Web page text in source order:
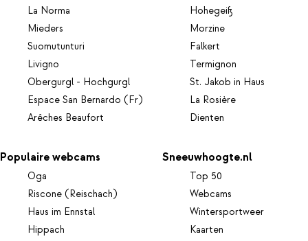
La Norma
Mieders
Suomutunturi
Livigno
Obergurgl - Hochgurgl
Espace San Bernardo (Fr)
Arêches Beaufort
Hohegeiß
Morzine
Falkert
Termignon
St. Jakob in Haus
La Rosière
Dienten
Populaire webcams
Oga
Riscone (Reischach)
Haus im Ennstal
Hippach
Sneeuwhoogte.nl
Top 50
Webcams
Wintersportweer
Kaarten